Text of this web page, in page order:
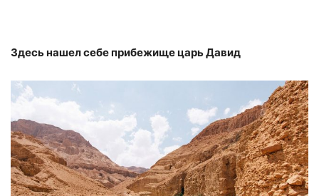
Здесь нашел себе прибежище царь Давид